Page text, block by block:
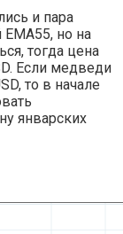
и пара
но на
тогда цена
Если медведи
то в начале
январских